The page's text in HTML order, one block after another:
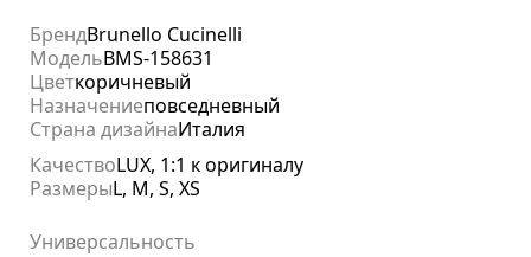
БрендBrunello Cucinelli
МодельBMS-158631
Цветкоричневый
Назначениеповседневный
Страна дизайнаИталия
КачествоLUX, 1:1 к оригиналу
РазмерыL, M, S, XS
Универсальность